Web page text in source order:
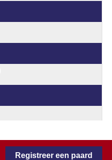
Registreer een paard